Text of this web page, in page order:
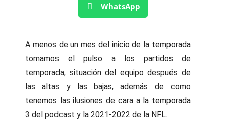
WhatsApp
A menos de un mes del inicio de la temporada
tomamos el pulso a los partidos de
temporada, situación del equipo después de
las altas y las bajas, además de como
tenemos las ilusiones de cara a la temporada
3 del podcast y la 2021-2022 de la NFL.